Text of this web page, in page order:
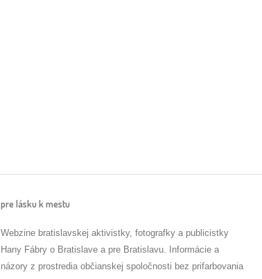
pre lásku k mestu
Webzine bratislavskej aktivistky, fotografky a publicistky
Hany Fábry o Bratislave a pre Bratislavu. Informácie a
názory z prostredia občianskej spoločnosti bez prifarbovania